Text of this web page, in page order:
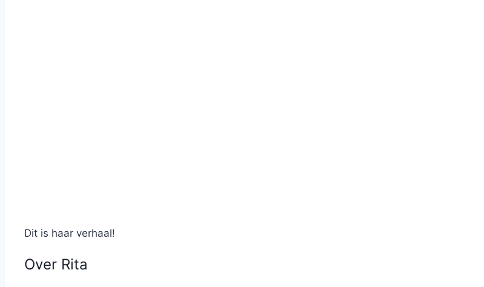
Dit is haar verhaal!
Over Rita